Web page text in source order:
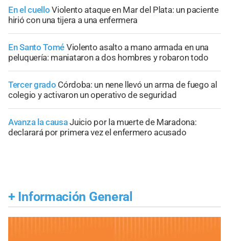
En el cuello Violento ataque en Mar del Plata: un paciente
hirió con una tijera a una enfermera
En Santo Tomé Violento asalto a mano armada en una
peluquería: maniataron a dos hombres y robaron todo
Tercer grado Córdoba: un nene llevó un arma de fuego al
colegio y activaron un operativo de seguridad
Avanza la causaJuicio por la muerte de Maradona:
declarará por primera vez el enfermero acusado
+ Información General